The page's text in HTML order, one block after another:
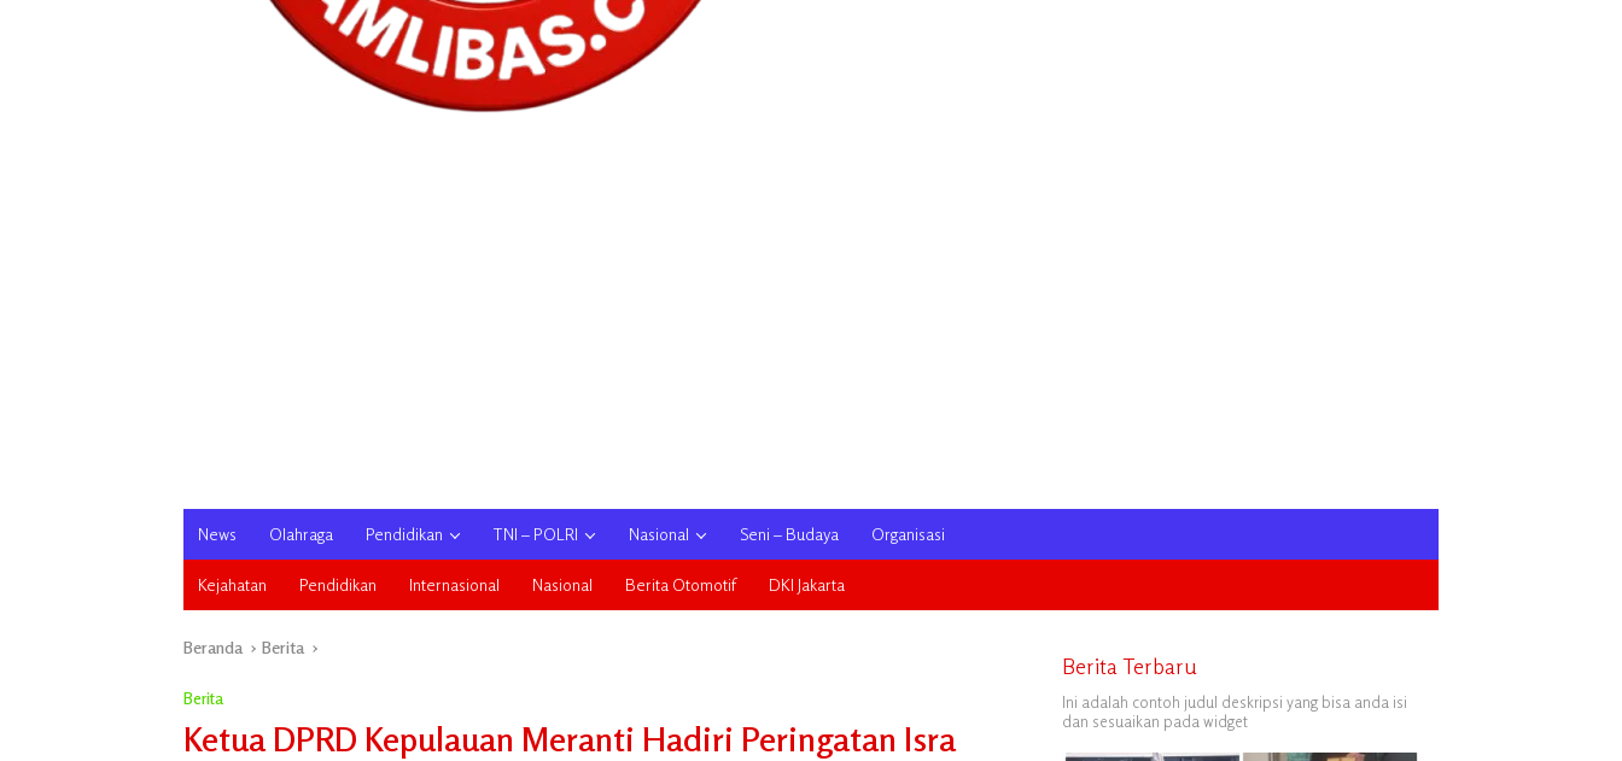
News Olahraga Pendidikan TNI – POLRI Nasional Seni – Budaya Organisasi
Kejahatan Pendidikan Internasional Nasional Berita Otomotif DKI Jakarta
Beranda Berita
Berita
Ketua DPRD Kepulauan Meranti Hadiri Peringatan Isra
Berita Terbaru
Ini adalah contoh judul deskripsi yang bisa anda isi
dan sesuaikan pada widget